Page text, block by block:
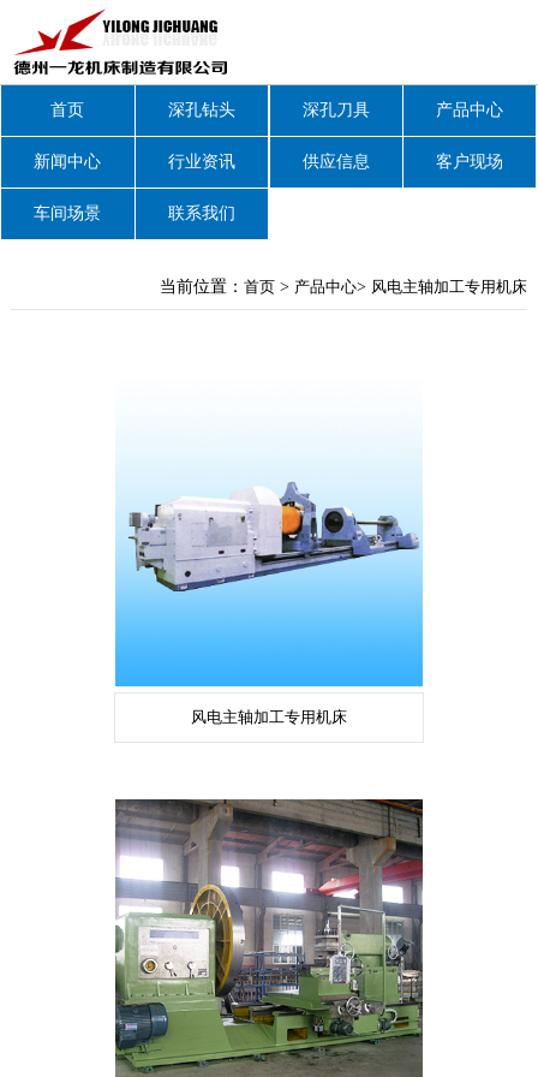
首页 深孔钻头 深孔刀具 产品中心
新闻中心 行业资讯 供应信息 客户现场
车间场景 联系我们
当前位置：首页 > 产品中心> 风电主轴加工专用机床
风电主轴加工专用机床